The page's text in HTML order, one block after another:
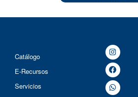
Catálogo
E-Recursos
Servicios